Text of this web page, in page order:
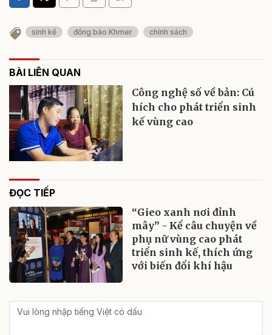
sinh kế đồng bào Khmer chính sách
BÀI LIÊN QUAN
Công nghệ số về bản: Cú
hích cho phát triển sinh
kế vùng cao
ĐỌC TIẾP
“Gieo xanh nơi đỉnh
mây” - Kể câu chuyện về
phụ nữ vùng cao phát
triển sinh kế, thích ứng
với biến đổi khí hậu